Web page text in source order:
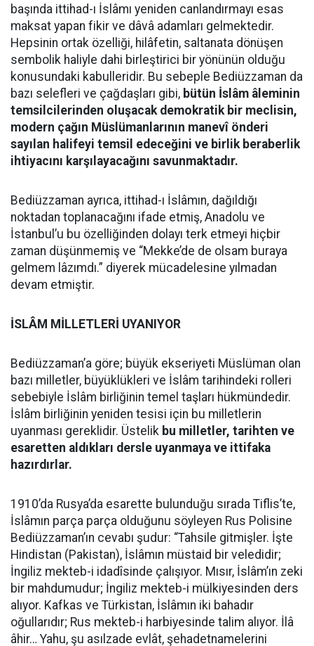
başında ittihad-ı İslâmı yeniden canlandırmayı esas
maksat yapan fikir ve dâvâ adamları gelmektedir.
Hepsinin ortak özelliği, hilâfetin, saltanata dönüşen
sembolik haliyle dahi birleştirici bir yönünün olduğu
konusundaki kabulleridir. Bu sebeple Bediüzzaman da
bazı selefleri ve çağdaşları gibi, bütün İslâm âleminin
temsilcilerinden oluşacak demokratik bir meclisin,
modern çağın Müslümanlarının manevî önderi
sayılan halifeyi temsil edeceğini ve birlik beraberlik
ihtiyacını karşılayacağını savunmaktadır.
Bediüzzaman ayrıca, ittihad-ı İslâmın, dağıldığı
noktadan toplanacağını ifade etmiş, Anadolu ve
İstanbul’u bu özelliğinden dolayı terk etmeyi hiçbir
zaman düşünmemiş ve “Mekke’de de olsam buraya
gelmem lâzımdı.” diyerek mücadelesine yılmadan
devam etmiştir.
İSLÂM MİLLETLERİ UYANIYOR
Bediüzzaman’a göre; büyük ekseriyeti Müslüman olan
bazı milletler, büyüklükleri ve İslâm tarihindeki rolleri
sebebiyle İslâm birliğinin temel taşları hükmündedir.
İslâm birliğinin yeniden tesisi için bu milletlerin
uyanması gereklidir. Üstelik bu milletler, tarihten ve
esaretten aldıkları dersle uyanmaya ve ittifaka
hazırdırlar.
1910’da Rusya’da esarette bulunduğu sırada Tiflis’te,
İslâmın parça parça olduğunu söyleyen Rus Polisine
Bediüzzaman’ın cevabı şudur: “Tahsile gitmişler. İşte
Hindistan (Pakistan), İslâmın müstaid bir veledidir;
İngiliz mekteb-i idadîsinde çalışıyor. Mısır, İslâm’ın zeki
bir mahdumudur; İngiliz mekteb-i mülkiyesinden ders
alıyor. Kafkas ve Türkistan, İslâmın iki bahadır
oğullarıdır; Rus mekteb-i harbiyesinde talim alıyor. İlâ
âhir… Yahu, şu asılzade evlât, şehadetnamelerini